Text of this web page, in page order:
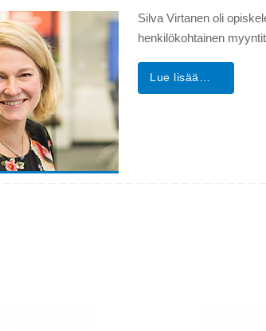
Silva Virtanen oli
henkilökohtainen
Lue lisää…